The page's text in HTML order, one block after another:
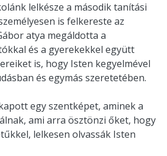
lelkésze a második tanítási
is felkereste az
atya megáldotta a
és a gyerekekkel együtt
is, hogy Isten kegyelmével
és egymás szeretetében.
egy szentképet, aminek a
ami arra ösztönzi őket, hogy
lelkesen olvassák Isten